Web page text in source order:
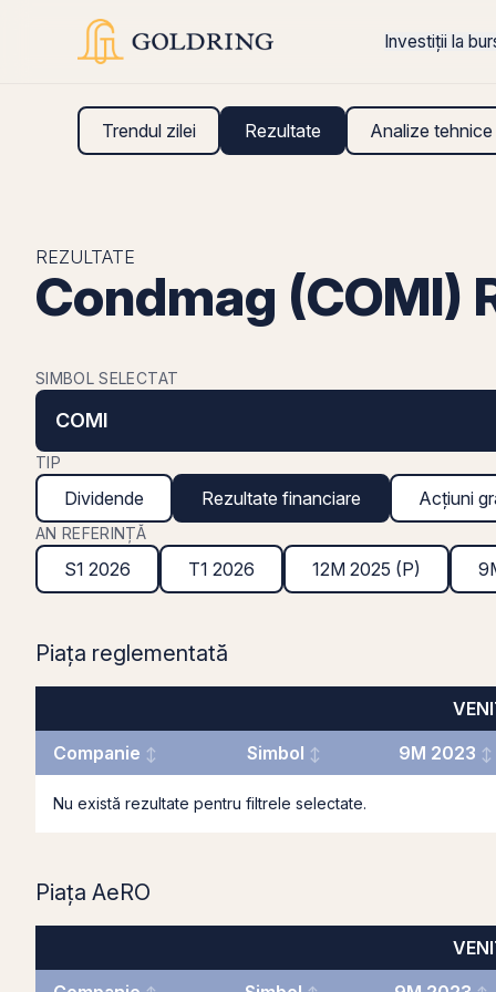
Investiții la
Trendul zilei Rezultate Analize tehnice
REZULTATE
Condmag (COMI)
SIMBOL SELECTAT
COMI
TIP
Dividende Rezultate financiare Acțiuni
AN REFERINȚĂ
S1 2026 T1 2026 12M 2025 (P)
Piața reglementată
Companie
Simbol 9M 2023
Nu există rezultate pentru filtrele selectate.
Piața AeRO